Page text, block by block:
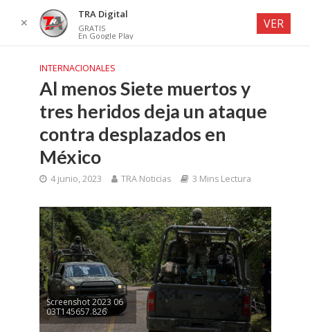
INTERNACIONALES
Al menos Siete muertos y
tres heridos deja un ataque
contra desplazados en
México
4 junio, 2023 TRA Noticias 3 Mins Lectura
Screenshot 2023 06
03T145657.826
✕
TRA Digital
GRATIS
En Google Play
VER